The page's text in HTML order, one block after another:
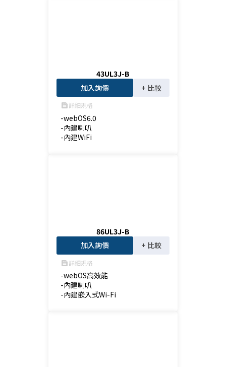
43UL3J-B
加入詢價
+ 比較
feed詳細規格
-webOS6.0
-內建喇叭
-內建WiFi
86UL3J-B
加入詢價
+ 比較
feed詳細規格
-webOS高效能
-內建喇叭
-內建嵌入式Wi-Fi